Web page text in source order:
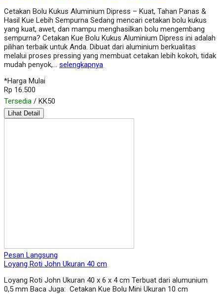
Cetakan Bolu Kukus Aluminium Dipress – Kuat, Tahan Panas &
Hasil Kue Lebih Sempurna Sedang mencari cetakan bolu kukus
yang kuat, awet, dan mampu menghasilkan bolu mengembang
sempurna? Cetakan Kue Bolu Kukus Aluminium Dipress ini adalah
pilihan terbaik untuk Anda. Dibuat dari aluminium berkualitas
melalui proses pressing yang membuat cetakan lebih kokoh, tidak
mudah penyok,… selengkapnya
*Harga Mulai
Rp 16.500
Tersedia / KK50
Lihat Detail
Pesan Langsung
Loyang Roti John Ukuran 40 cm
Loyang Roti John Ukuran 40 x 6 x 4 cm Terbuat dari alumunium
0,5 mm Baca Juga: Cetakan Kue Bolu Mini Ukuran 10 cm